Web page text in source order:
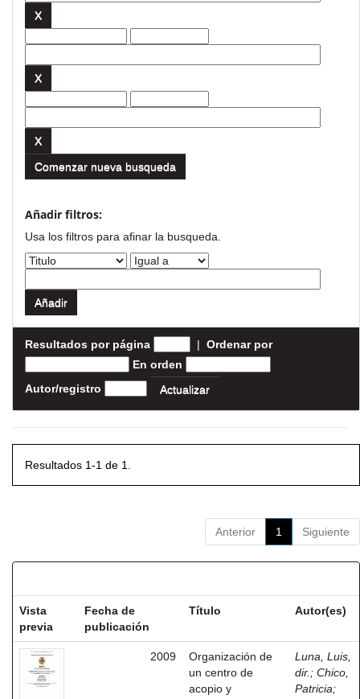
Comenzar nueva busqueda
Añadir filtros:
Usa los filtros para afinar la busqueda.
Resultados por página | Ordenar por
En orden
Autor/registro
Resultados 1-1 de 1.
Anterior 1 Siguiente
Vista
previa
Fecha de
publicación
Título Autor(es)
2009
Organización de
un centro de
acopio y
Luna, Luis,
dir. ; Chico,
Patricia;